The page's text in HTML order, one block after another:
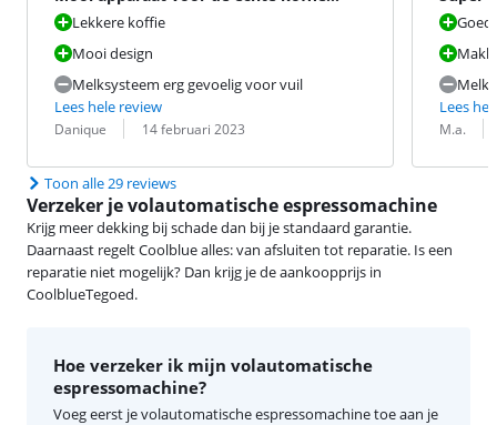
liefhebber.
Lekkere koffie
Mooi design
Melksysteem erg gevoelig voor vuil
Lees hele review
Beoordeling door:
Danique
Datum: 14 februari 2023
Lees
M.a.
Datum:
Toon alle 29 reviews
Verzeker je volautomatische espressomachine
Krijg meer dekking bij schade dan bij je standaard garantie.
Daarnaast regelt Coolblue alles: van afsluiten tot reparatie. Is een
reparatie niet mogelijk? Dan krijg je de aankoopprijs in
CoolblueTegoed.
Hoe verzeker ik mijn volautomatische
espressomachine?
Voeg eerst je volautomatische espressomachine toe aan je